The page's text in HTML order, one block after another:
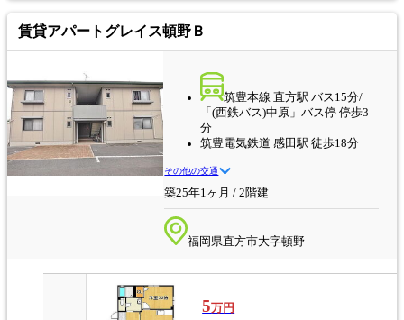
賃貸アパート グレイス頓野Ｂ
筑豊本線 直方駅 バス15分/
「(西鉄バス)中原」バス停 停歩3
分
筑豊電気鉄道 感田駅 徒歩18分
その他の交通
築25年1ヶ月 / 2階建
福岡県直方市大字頓野
5万円